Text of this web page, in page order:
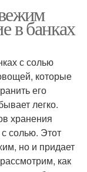
в банках
с солью
которые
его
легко.
хранения
с солью. Этот
но и придает
как